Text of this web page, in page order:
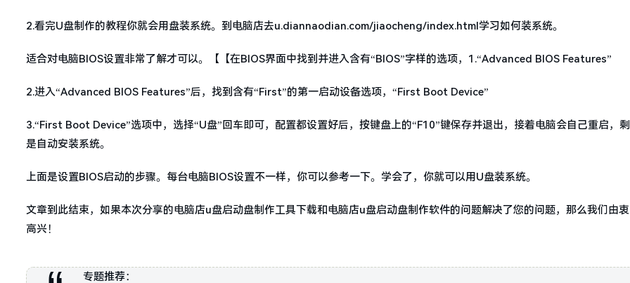
2.看完U盘制作的教程你就会用盘装系统。到电脑店去u.diannaodian.com/jiaocheng/index.html学习如何装系统。
适合对电脑BIOS设置非常了解才可以。【【在BIOS界面中找到并进入含有“BIOS”字样的选项，1.“Advanced BIOS Features”
2.进入“Advanced BIOS Features”后，找到含有“First”的第一启动设备选项，“First Boot Device”
3.“First Boot Device”选项中，选择“U盘”回车即可，配置都设置好后，按键盘上的“F10”键保存并退出，接着电脑会自己重启，
是自动安装系统。
上面是设置BIOS启动的步骤。每台电脑BIOS设置不一样，你可以参考一下。学会了，你就可以用U盘装系统。
文章到此结束，如果本次分享的电脑店u盘启动盘制作工具下载和电脑店u盘启动盘制作软件的问题解决了您的问题，那么我们由
高兴！
专题推荐：